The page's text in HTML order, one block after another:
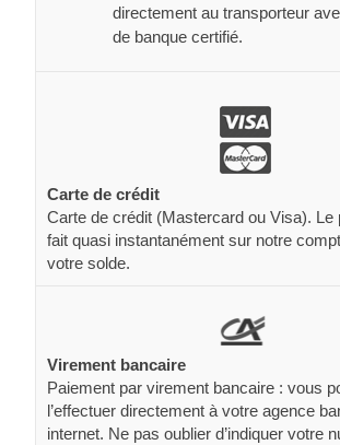
directement au transporteur
de banque certifié.
Carte de crédit
Carte de crédit (Mastercard ou Visa). Le
fait quasi instantanément sur notre
votre solde.
Virement bancaire
Paiement par virement bancaire : vous
l’effectuer directement à votre agence
internet. Ne pas oublier d’indiquer votre